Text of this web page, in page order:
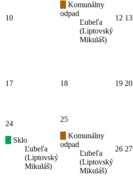
10
Komunálny
odpad
Ľubeľa
(Liptovský
Mikuláš)
12 13
17 18 19 20
24
Sklo
Ľubeľa
(Liptovský
Mikuláš)
25
Komunálny
odpad
Ľubeľa
(Liptovský
Mikuláš)
26 27